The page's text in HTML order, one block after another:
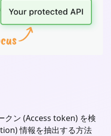
クン (Access token) を検
情報を抽出する方法